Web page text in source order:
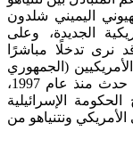
اليميني شلدون
الجديدة، وعلى
نرى تدخلًا مباشرًا
(الجمهوري
والديمقراطي) في الانتخابات الإسرائيلية، كما حدث منذ عام 1997،
الإسرائيلية
ونتنياهو من